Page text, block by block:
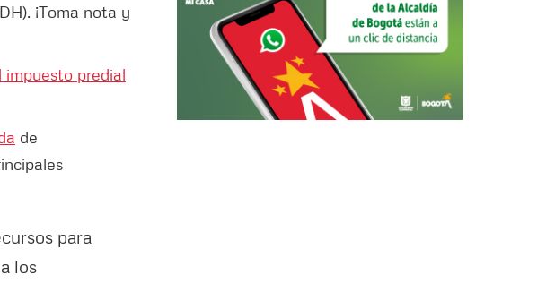
¡Toma nota y
impuesto predial
de
para
los